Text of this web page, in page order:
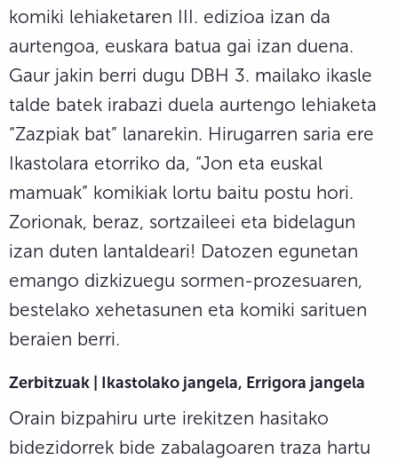
komiki lehiaketaren III. edizioa izan da
aurtengoa, euskara batua gai izan duena.
Gaur jakin berri dugu DBH 3. mailako ikasle
talde batek irabazi duela aurtengo lehiaketa
“Zazpiak bat” lanarekin. Hirugarren saria ere
Ikastolara etorriko da, “Jon eta euskal
mamuak” komikiak lortu baitu postu hori.
Zorionak, beraz, sortzaileei eta bidelagun
izan duten lantaldeari! Datozen egunetan
emango dizkizuegu sormen-prozesuaren,
bestelako xehetasunen eta komiki sarituen
beraien berri.
Zerbitzuak | Ikastolako jangela, Errigora jangela
Orain bizpahiru urte irekitzen hasitako
bidezidorrek bide zabalagoaren traza hartu